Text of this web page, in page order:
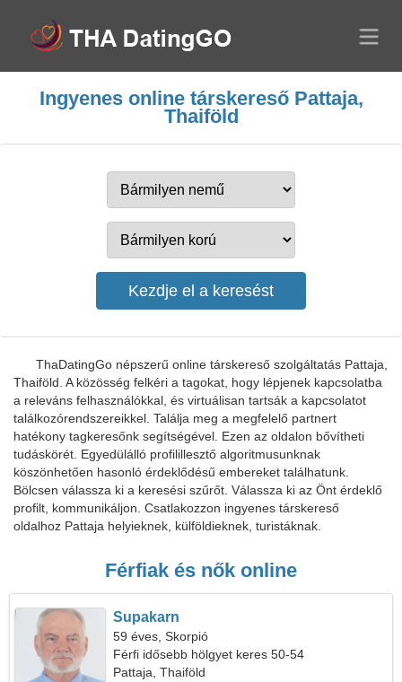
Ingyenes online társkereső Pattaja,
Thaiföld
ThaDatingGo népszerű online társkereső szolgáltatás Pattaja,
Thaiföld. A közösség felkéri a tagokat, hogy lépjenek kapcsolatba
a releváns felhasználókkal, és virtuálisan tartsák a kapcsolatot
találkozórendszereikkel. Találja meg a megfelelő partnert
hatékony tagkeresőnk segítségével. Ezen az oldalon bővítheti
tudáskörét. Egyedülálló profilillesztő algoritmusunknak
köszönhetően hasonló érdeklődésű embereket találhatunk.
Bölcsen válassza ki a keresési szűrőt. Válassza ki az Önt érdeklő
profilt, kommunikáljon. Csatlakozzon ingyenes társkereső
oldalhoz Pattaja helyieknek, külföldieknek, turistáknak.
Férfiak és nők online
Supakarn
59 éves, Skorpió
Férfi idősebb hölgyet keres 50-54
Pattaja, Thaiföld